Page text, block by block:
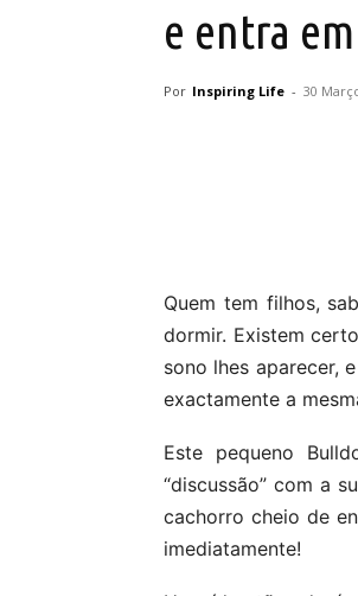
e entra
Por Inspiring Life - 30
Quem tem filhos,
dormir. Existem
sono lhes aparecer,
exactamente a
Este pequeno
“discussão” com a
cachorro cheio de
imediatamente!